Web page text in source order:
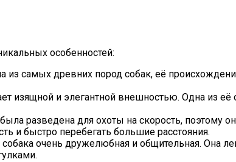
особенностей:
из самых древних пород собак, её
изящной и элегантной внешностью. Одна из
разведена для охоты на скорость,
и быстро перебегать большие расстояния.
очень дружелюбная и общительная. Она